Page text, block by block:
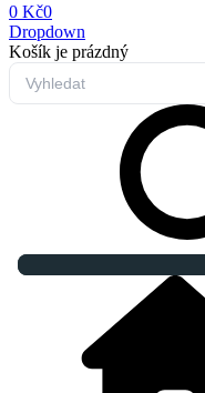
0 Kč0
Dropdown
Košík je prázdný